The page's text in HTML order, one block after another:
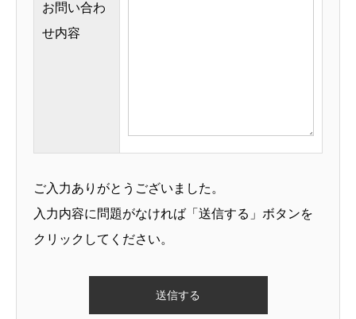
お問い合わ
せ内容
ご入力ありがとうございました。
入力内容に問題がなければ「送信する」ボタンを
クリックしてください。